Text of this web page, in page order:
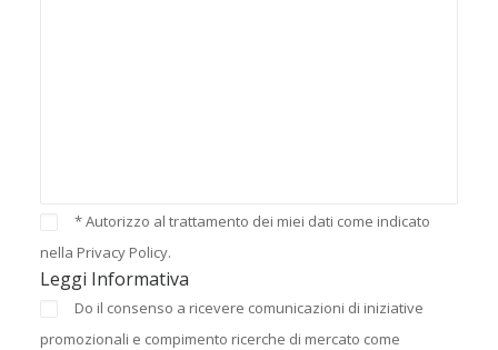
* Autorizzo al trattamento dei miei dati come indicato
nella Privacy Policy.
Leggi Informativa
Do il consenso a ricevere comunicazioni di iniziative
promozionali e compimento ricerche di mercato come